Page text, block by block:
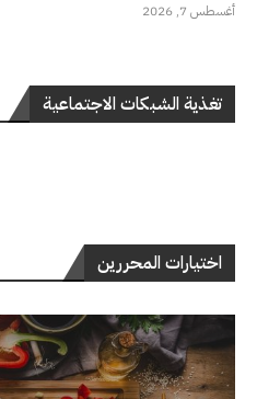
أغسطس 7, 2026
تغذية الشبكات الاجتماعية
اختيارات المحررين